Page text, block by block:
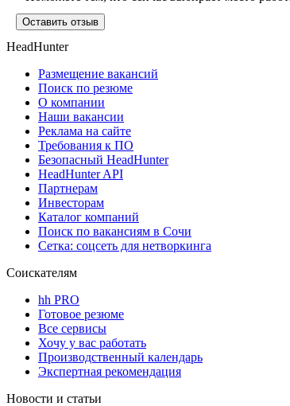
Оставить отзыв
HeadHunter
Размещение вакансий
Поиск по резюме
О компании
Наши вакансии
Реклама на сайте
Требования к ПО
Безопасный HeadHunter
HeadHunter API
Партнерам
Инвесторам
Каталог компаний
Поиск по вакансиям в Сочи
Сетка: соцсеть для нетворкинга
Соискателям
hh PRO
Готовое резюме
Все сервисы
Хочу у вас работать
Производственный календарь
Экспертная рекомендация
Новости и статьи